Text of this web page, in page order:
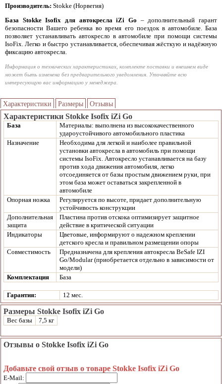
Производитель: Stokke (Норвегия)
База Stokke Isofix для автокресла iZi Go – дополнительный гарант
безопасности Вашего ребенка во время его поездок в автомобиле. База
позволяет устанавливать автокресло в автомобиле при помощи системы
IsoFix. Легко и быстро устанавливается, обеспечивая жёсткую и надёжную
фиксацию автокресла.
Информация о технических характеристиках, комплекте поставки и внешнем виде
может быть изменена без предварительного уведомления. Уточняйте всю
интересующую вас информацию у менеджера.
Характеристики Размеры Отзывы
Характеристики Stokke Isofix iZi Go
База
Материалы: выполнена из высококачественного
удароустойчивого автомобильного пластика
Назначение
Необходима для легкой и наиболее правильной
установки автокресла в автомобиль при помощи
системы IsoFix. Автокресло устанавливается на базу
против хода движения автомобиля, легко
отсоединяется от базы простым движением руки, при
этом база может оставаться закрепленной в
автомобиле
Опорная ножка
Регулируется по высоте, придает дополнительную
устойчивость конструкции
Дополнительная
защита
Пластина против отскока оптимизирует защитное
действие в критической ситуации
Индикаторы
Цветовые, информируют о надежном креплении
детского кресла и правильном размещении опоры
Совместимость
Предназначена для крепления автокресла BeSafe IZI
Go/Modular (приобретается отдельно в зависимости от
модели)
Комплектация
База
Гарантия: 12 мес.
Размеры Stokke Isofix iZi Go
Вес базы 7,5 кг
Отзывы о Stokke Isofix iZi Go
Добавьте свой отзыв о товаре Stokke Isofix iZi Go
E-Mail: